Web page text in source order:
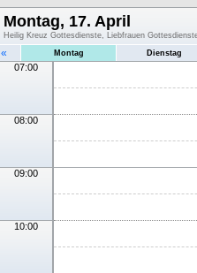
Montag, 17. April
Heilig Kreuz Gottesdienste, Liebfrauen
« Montag Dienstag
07:00
08:00
09:00
10:00